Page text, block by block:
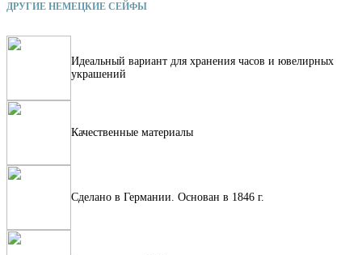
ДРУГИЕ НЕМЕЦКИЕ СЕЙФЫ
Идеальный вариант для хранения часов и ювелирных
украшений
Качественные материалы
Сделано в Германии. Основан в 1846 г.